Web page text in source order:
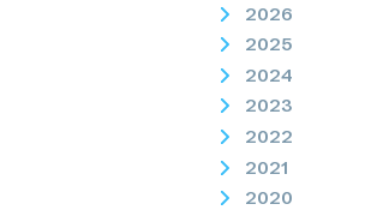
2026
2025
2024
2023
2022
2021
2020